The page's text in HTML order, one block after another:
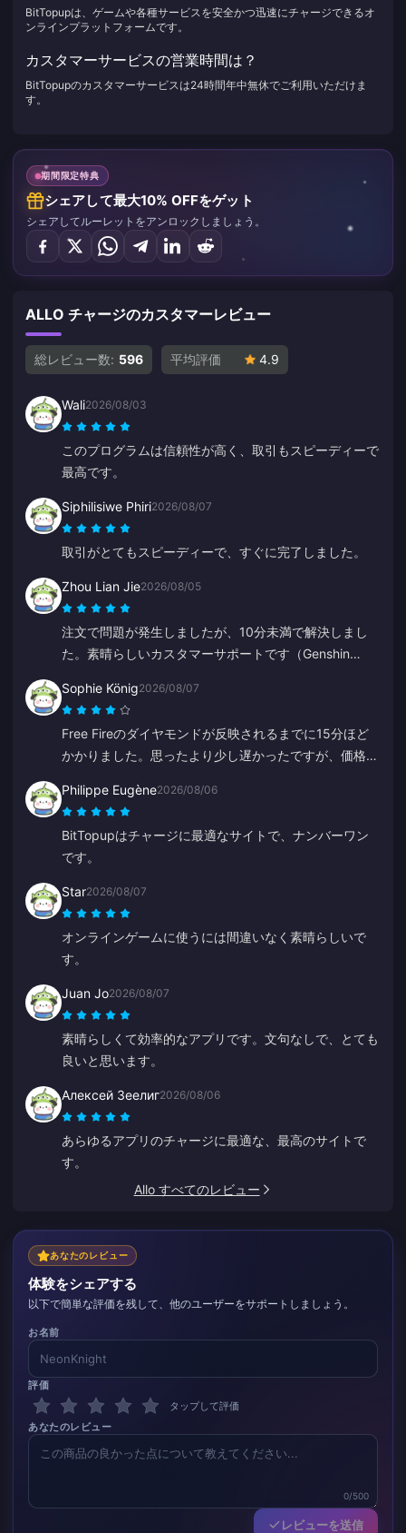
BitTopupは、ゲームや各種サービスを安全かつ迅速にチャージできるオ
ンラインプラットフォームです。
カスタマーサービスの営業時間は？
BitTopupのカスタマーサービスは24時間年中無休でご利用いただけま
す。
期間限定特典
シェアして最大10% OFFをゲット
シェアしてルーレットをアンロックしましょう。
ALLO チャージのカスタマーレビュー
総レビュー数: 596 平均評価 4.9
Wali2026/08/03
このプログラムは信頼性が高く、取引もスピーディーで
最高です。
Siphilisiwe Phiri2026/08/07
取引がとてもスピーディーで、すぐに完了しました。
Zhou Lian Jie2026/08/05
注文で問題が発生しましたが、10分未満で解決しまし
た。素晴らしいカスタマーサポートです（Genshin
Sophie König2026/08/07
Free Fireのダイヤモンドが反映されるまでに15分ほど
かかりました。思ったより少し遅かったですが、価格が
Philippe Eugène2026/08/06
BitTopupはチャージに最適なサイトで、ナンバーワン
です。
Star2026/08/07
オンラインゲームに使うには間違いなく素晴らしいで
す。
Juan Jo2026/08/07
素晴らしくて効率的なアプリです。文句なしで、とても
良いと思います。
Алексей Зеелиг2026/08/06
あらゆるアプリのチャージに最適な、最高のサイトで
す。
Allo すべてのレビュー
あなたのレビュー
体験をシェアする
以下で簡単な評価を残して、他のユーザーをサポートしましょう。
お名前
評価
タップして評価
あなたのレビュー
0/500
レビューを送信